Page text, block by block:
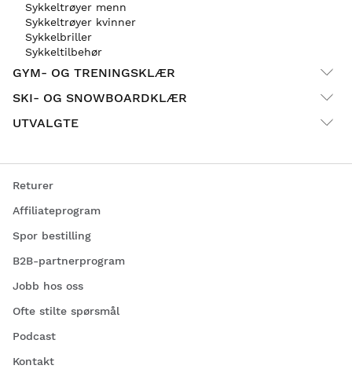
Sykkeltrøyer menn
Sykkeltrøyer kvinner
Sykkelbriller
Sykkeltilbehør
GYM- OG TRENINGSKLÆR
SKI- OG SNOWBOARDKLÆR
UTVALGTE
Returer
Affiliateprogram
Spor bestilling
B2B-partnerprogram
Jobb hos oss
Ofte stilte spørsmål
Podcast
Kontakt